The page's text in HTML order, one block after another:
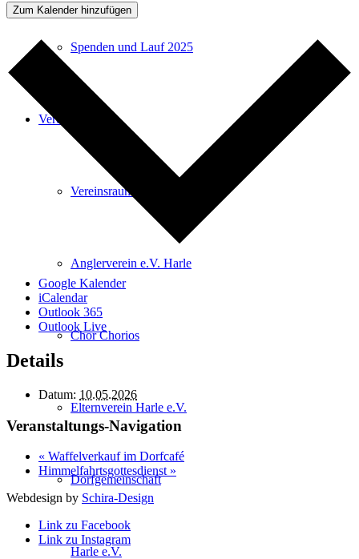
Spenden und Lauf 2025
Vereine
Vereinsraum buchen
Anglerverein e.V. Harle
Chor Chorios
Elternverein Harle e.V.
Dorfgemeinschaft
Harle e.V.
Zum Kalender hinzufügen
Google Kalender
iCalendar
Outlook 365
Outlook Live
Details
Datum: 10.05.2026
Veranstaltungs-Navigation
« Waffelverkauf im Dorfcafé
Himmelfahrtsgottesdienst »
Webdesign by Schira-Design
Link zu Facebook
Link zu Instagram